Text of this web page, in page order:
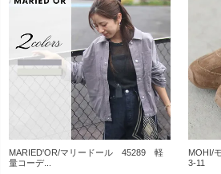
MARIED'OR/マリードール 45289 軽
量コーデ...
MOHI/
3-11